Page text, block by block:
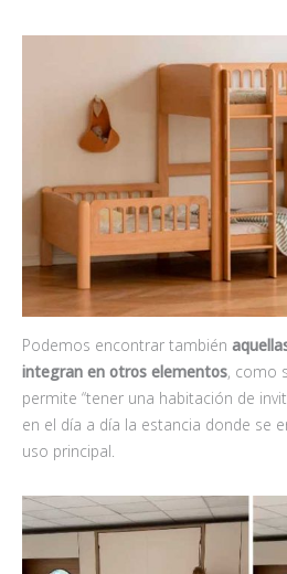
Podemos encontrar también
integran en otros elementos, como
permite “tener una habitación de
en el día a día la estancia donde se
uso principal.